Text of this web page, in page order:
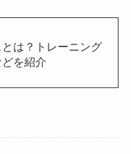
は？トレーニング
を紹介